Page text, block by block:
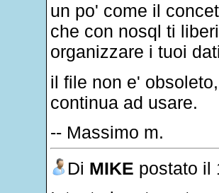
un po' come il
che con nosql ti
organizzare i tuoi
il file non e'
continua ad usare.
-- Massimo m.
Di MIKE postato il